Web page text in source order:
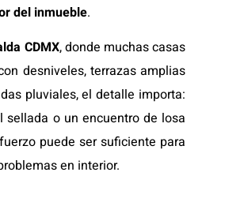
del inmueble.
CDMX, donde muchas casas
desniveles, terrazas amplias
pluviales, el detalle importa:
sellada o un encuentro de losa
puede ser suficiente para
en interior.